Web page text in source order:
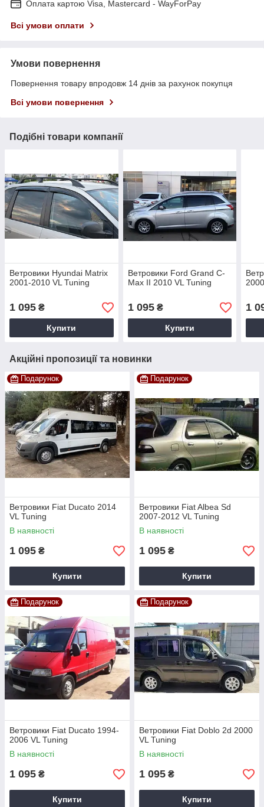
Оплата картою Visa, Mastercard - WayForPay
Всі умови оплати
Умови повернення
Повернення товару впродовж 14 днів за рахунок покупця
Всі умови повернення
Подібні товари компанії
Ветровики Hyundai Matrix
2001-2010 VL Tuning
1 095 ₴
Купити
Ветровики Ford Grand C-
Max II 2010 VL Tuning
1 095₴
Купити
1
Акційні пропозиції та новинки
Подарунок
Ветровики Fiat Ducato 2014
VL Tuning
В наявності
1 095 ₴
Купити
Подарунок
Ветровики Fiat Albea Sd
2007-2012 VL Tuning
В наявності
1 095 ₴
Купити
Подарунок
Ветровики Fiat Ducato 1994-
2006 VL Tuning
В наявності
1 095 ₴
Купити
Подарунок
Ветровики Fiat Doblo 2d 2000
VL Tuning
В наявності
1 095 ₴
Купити